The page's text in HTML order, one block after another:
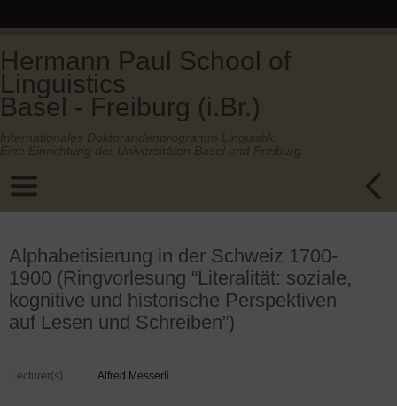
Hermann Paul School of
Linguistics
Basel - Freiburg (i.Br.)
Alphabetisierung in der Schweiz 1700-
1900 (Ringvorlesung “Literalität: soziale,
kognitive und historische Perspektiven
auf Lesen und Schreiben”)
Lecturer(s) Alfred Messerli